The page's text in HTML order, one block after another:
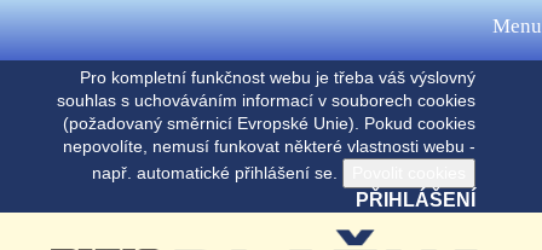
Pro kompletní funkčnost webu je třeba váš výslovný
souhlas s uchováváním informací v souborech cookies
(požadovaný směrnicí Evropské Unie). Pokud cookies
nepovolíte, nemusí funkovat některé vlastnosti webu -
např. automatické přihlášení se.
PŘIHLÁŠENÍ